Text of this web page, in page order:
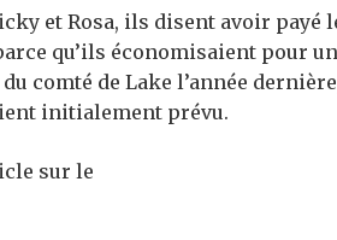
et Rosa, ils disent avoir
qu’ils économisaient pour
comté de Lake l’année
initialement prévu.
sur le